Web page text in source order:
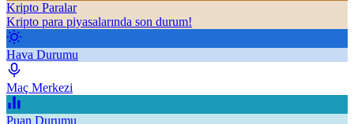
Kripto Paralar
Kripto para piyasalarında son durum!
Hava Durumu
Maç Merkezi
Puan Durumu